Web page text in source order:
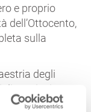
e proprio
dell’Ottocento,
sulla
degli
preziosi per
grazie